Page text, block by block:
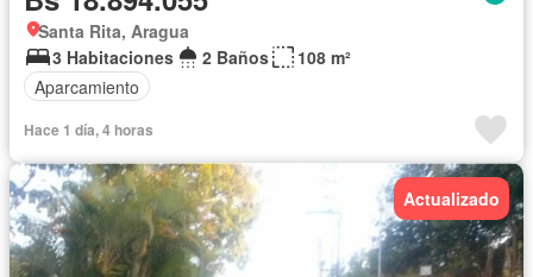
Santa Rita, Aragua
3 Habitaciones
2 Baños
108 m²
Aparcamiento
Hace 1 día, 4 horas
Actualizado